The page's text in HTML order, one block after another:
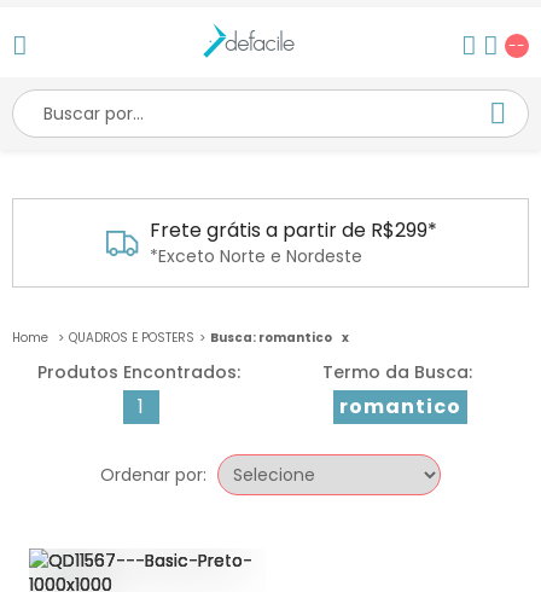
--
Frete grátis a partir de R$299*
*Exceto Norte e Nordeste
QUADROS E POSTERS Busca: romantico x
1 romantico
Ordenar por: